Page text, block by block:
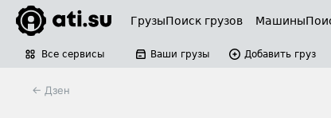
ГрузыПоиск грузов Машины
Все сервисы Ваши грузы Добавить груз
← Дзен